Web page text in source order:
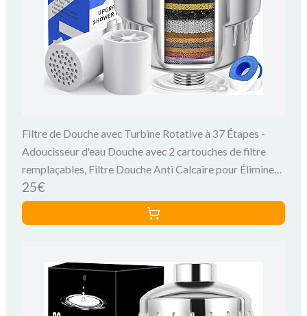
Filtre de Douche avec Turbine Rotative à 37 Étapes -
Adoucisseur d'eau Douche avec 2 cartouches de filtre
remplaçables, Filtre Douche Anti Calcaire pour Éliminer
le Chlore et le Fluorure
25€